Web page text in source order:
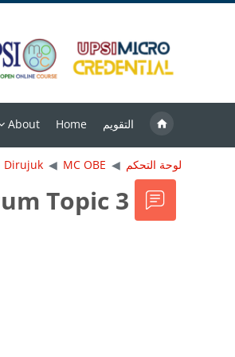
التقويم Home
About
لوحة التحكم MC OBE
Dirujuk
Topic 3